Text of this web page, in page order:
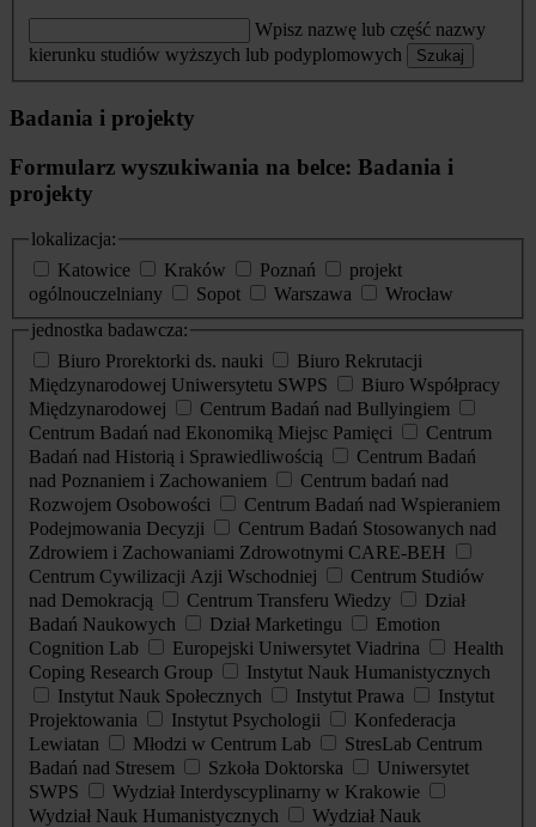
Wpisz nazwę lub część nazwy
kierunku studiów wyższych lub podyplomowych
Szukaj
Badania i projekty
Formularz wyszukiwania na belce: Badania i
projekty
lokalizacja:
Katowice
Kraków Poznań
projekt
ogólnouczelniany
Sopot Warszawa
Wrocław
jednostka badawcza:
Biuro Prorektorki ds. nauki
Biuro Rekrutacji
Międzynarodowej Uniwersytetu SWPS
Biuro Współpracy
Międzynarodowej
Centrum Badań nad Bullyingiem
Centrum Badań nad Ekonomiką Miejsc Pamięci
Centrum
Badań nad Historią i Sprawiedliwością
Centrum Badań
nad Poznaniem i Zachowaniem
Centrum badań nad
Rozwojem Osobowości
Centrum Badań nad Wspieraniem
Podejmowania Decyzji
Centrum Badań Stosowanych nad
Zdrowiem i Zachowaniami Zdrowotnymi CARE-BEH
Centrum Cywilizacji Azji Wschodniej
Centrum Studiów
nad Demokracją
Centrum Transferu Wiedzy
Dział
Badań Naukowych
Dział Marketingu
Emotion
Cognition Lab
Europejski Uniwersytet Viadrina
Health
Coping Research Group
Instytut Nauk Humanistycznych
Instytut Nauk Społecznych
Instytut Prawa
Instytut
Projektowania
Instytut Psychologii
Konfederacja
Lewiatan
Młodzi w Centrum Lab
StresLab Centrum
Badań nad Stresem
Szkoła Doktorska
Uniwersytet
SWPS
Wydział Interdyscyplinarny w Krakowie
Wydział Nauk Humanistycznych
Wydział Nauk